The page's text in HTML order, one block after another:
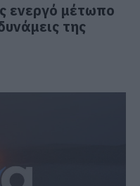
ενεργό μέτωπο
της